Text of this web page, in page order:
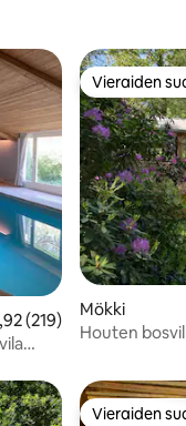
arvio 4,92/
(219)
Vieraiden
Vieraiden
Mökki
Houten
Vieraiden